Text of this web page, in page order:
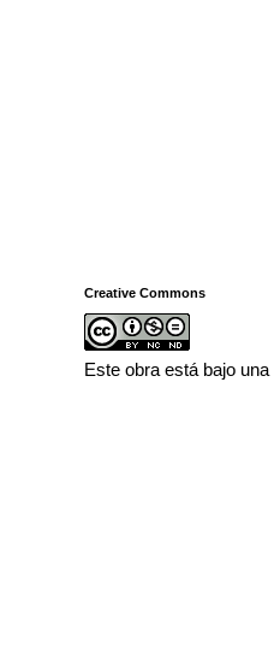
Creative Commons
Este obra está bajo una